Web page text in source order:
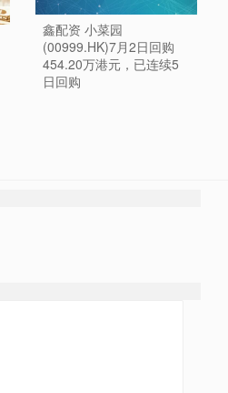
鑫配资 小菜园
(00999.HK)7月2日回购
454.20万港元，已连续5
日回购